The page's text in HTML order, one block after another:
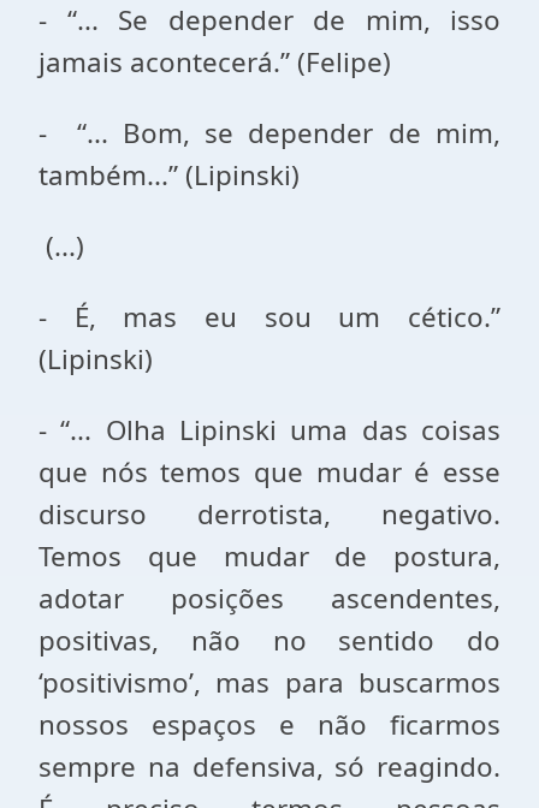
- “... Se depender de mim, isso
jamais acontecerá.” (Felipe)
- “... Bom, se depender de mim,
também...” (Lipinski)
(...)
- É, mas eu sou um cético.”
(Lipinski)
- “... Olha Lipinski uma das coisas
que nós temos que mudar é esse
discurso derrotista, negativo.
Temos que mudar de postura,
adotar posições ascendentes,
positivas, não no sentido do
‘positivismo’, mas para buscarmos
nossos espaços e não ficarmos
sempre na defensiva, só reagindo.